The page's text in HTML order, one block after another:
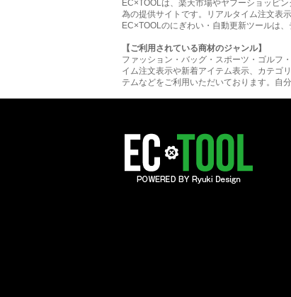
EC×TOOLは、楽天市場やヤフーショッピ
為の提供サイトです。リアルタイム注文表
EC×TOOLのにぎわい・自動更新ツールは
【ご利用されている商材のジャンル】
ファッション・バッグ・スポーツ・ゴルフ
イム注文表示や新着アイテム表示、カテゴ
テムなどをご利用いただいております。自